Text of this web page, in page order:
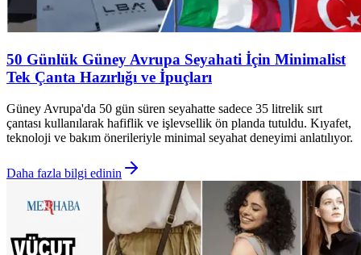
50 Günlük Güney Avrupa Seyahati İçin Minimalist
Tek Çanta Hazırlığı ve İpuçları
Güney Avrupa'da 50 gün süren seyahatte sadece 35 litrelik sırt
çantası kullanılarak hafiflik ve işlevsellik ön planda tutuldu. Kıyafet,
teknoloji ve bakım önerileriyle minimal seyahat deneyimi anlatılıyor.
Daha fazla bilgi edinin